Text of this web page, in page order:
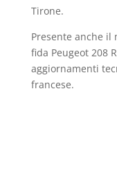
Tirone.
Presente anche il
fida Peugeot 208
aggiornamenti
francese.